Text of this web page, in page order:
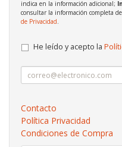
indica en la información adicional;
consultar la información completa
de Privacidad.
He leído y acepto la
Contacto
Política Privacidad
Condiciones de Compra